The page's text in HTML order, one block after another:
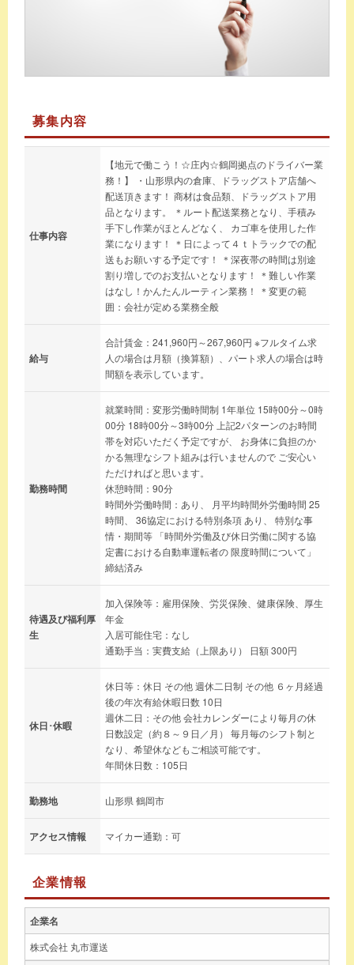
募集内容
仕事内容
【地元で働こう！☆庄内☆鶴岡拠点のドライバー業
務！】 ・山形県内の倉庫、ドラッグストア店舗へ
配送頂きます！ 商材は食品類、ドラッグストア用
品となります。 ＊ルート配送業務となり、手積み
手下し作業がほとんどなく、 カゴ車を使用した作
業になります！ ＊日によって４ｔトラックでの配
送もお願いする予定です！ ＊深夜帯の時間は別途
割り増しでのお支払いとなります！ ＊難しい作業
はなし！かんたんルーティン業務！ ＊変更の範
囲：会社が定める業務全般
給与
合計賃金：241,960円～267,960円 ※フルタイム求
人の場合は月額（換算額）、パート求人の場合は時
間額を表示しています。
勤務時間
就業時間：変形労働時間制 1年単位 15時00分～0時
00分 18時00分～3時00分 上記2パターンのお時間
帯を対応いただく予定ですが、 お身体に負担のか
かる無理なシフト組みは行いませんので ご安心い
ただければと思います。
休憩時間：90分
時間外労働時間：あり、 月平均時間外労働時間 25
時間、 36協定における特別条項 あり、 特別な事
情・期間等 「時間外労働及び休日労働に関する協
定書における自動車運転者の 限度時間について」
締結済み
待遇及び福利厚
生
加入保険等：雇用保険、労災保険、健康保険、厚生
年金
入居可能住宅：なし
通勤手当：実費支給（上限あり） 日額 300円
休日･休暇
休日等：休日 その他 週休二日制 その他 ６ヶ月経過
後の年次有給休暇日数 10日
週休二日：その他 会社カレンダーにより毎月の休
日数設定（約８～９日／月） 毎月毎のシフト制と
なり、希望休などもご相談可能です。
年間休日数：105日
勤務地 山形県 鶴岡市
アクセス情報 マイカー通勤：可
企業情報
企業名
株式会社 丸市運送